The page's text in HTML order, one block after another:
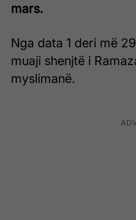
mars.
Nga data 1 deri më
muaji shenjtë i
myslimanë.